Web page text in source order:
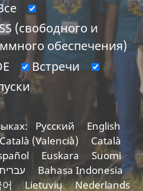
(свободного и
обеспечения)
Встречи
Русский
English
Català (Valencià)
Català
Euskara
Suomi
Bahasa Indonesia
Lietuvių
Nederlands